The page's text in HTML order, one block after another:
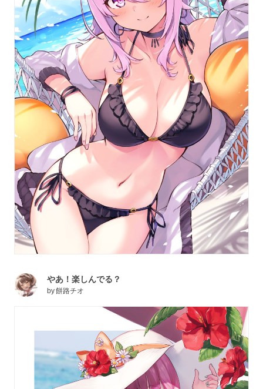
やあ！楽しんでる？
by餅路チオ